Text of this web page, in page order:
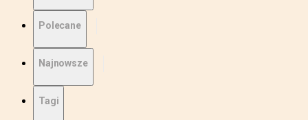
Polecane
Najnowsze
Tagi